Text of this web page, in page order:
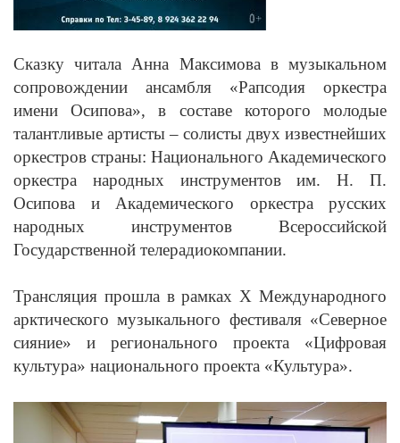
Сказку читала Анна Максимова в музыкальном
сопровождении ансамбля «Рапсодия оркестра
имени Осипова», в составе которого молодые
талантливые артисты – солисты двух известнейших
оркестров страны: Национального Академического
оркестра народных инструментов им. Н. П.
Осипова и Академического оркестра русских
народных инструментов Всероссийской
Государственной телерадиокомпании.
Трансляция прошла в рамках X Международного
арктического музыкального фестиваля «Северное
сияние» и регионального проекта «Цифровая
культура» национального проекта «Культура».